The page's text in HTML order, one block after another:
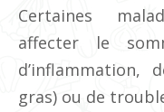
Certaines
affecter le
d’inflammation,
gras) ou de